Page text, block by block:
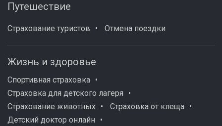
Путешествие
Страхование туристов Отмена поездки
Жизнь и здоровье
Спортивная страховка
Страховка для детского лагеря
Страхование животных
Страховка от клеща
Детский доктор онлайн